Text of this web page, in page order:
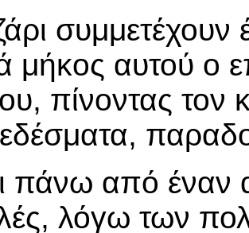
μήκος αυτού ο
πίνοντας τον
πάνω από έναν
λόγω των